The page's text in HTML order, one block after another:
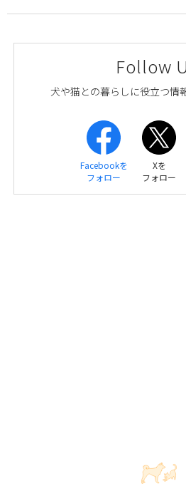
Follow
犬や猫との暮らしに役立つ情
Facebookを
フォロー
Xを
フォロー